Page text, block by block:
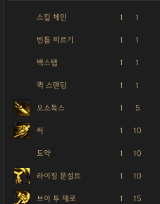
스킬 체인 1 1
빈틈 찌르기 1 1
백스텝 1 1
퀵 스탠딩 1 1
오소독스 1 5
씨 1 10
도약 1 10
라이징 문설트 1 10
브이 투 제로 1 15